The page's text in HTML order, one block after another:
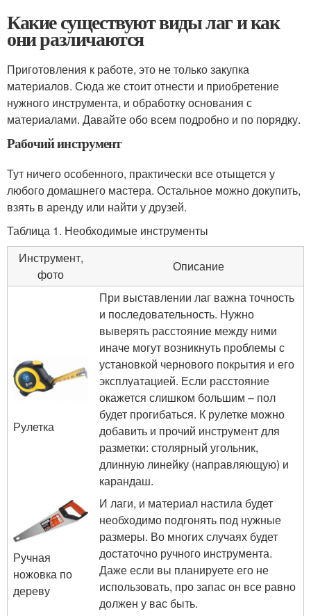
Какие существуют виды лаг и как
они различаются
Приготовления к работе, это не только закупка
материалов. Сюда же стоит отнести и приобретение
нужного инструмента, и обработку основания с
материалами. Давайте обо всем подробно и по порядку.
Рабочий инструмент
Тут ничего особенного, практически все отыщется у
любого домашнего мастера. Остальное можно докупить,
взять в аренду или найти у друзей.
Таблица 1. Необходимые инструменты
Инструмент,
фото
Описание
Рулетка
При выставлении лаг важна точность
и последовательность. Нужно
выверять расстояние между ними
иначе могут возникнуть проблемы с
установкой чернового покрытия и его
эксплуатацией. Если расстояние
окажется слишком большим – пол
будет прогибаться. К рулетке можно
добавить и прочий инструмент для
разметки: столярный угольник,
длинную линейку (направляющую) и
карандаш.
Ручная
ножовка по
дереву
И лаги, и материал настила будет
необходимо подгонять под нужные
размеры. Во многих случаях будет
достаточно ручного инструмента.
Даже если вы планируете его не
использовать, про запас он все равно
должен у вас быть.